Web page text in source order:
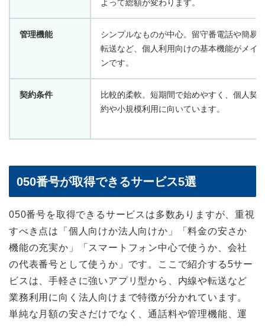
よって総額が変わります。
管理機能
シンプルなものが中心。留守番電話や簡易
転送など、個人利用向けの基本機能がメイ
ンです。
契約条件
比較的柔軟。短期間で始めやすく、個人契
約や小規模利用に向いています。
050番号が取得できるサービス5選
050番号を取得できるサービスは多数ありますが、重視
すべき点は「個人向けか法人向けか」「料金の安さか
機能の充実か」「スマートフォン中心で使うか、会社
の代表番号として使うか」です。ここで紹介する5サー
ビスは、手軽さに強いアプリ型から、内線や転送など
業務利用に向く法人向けまで特徴が分かれています。
単純な月額の安さだけでなく、通話料や管理機能、運